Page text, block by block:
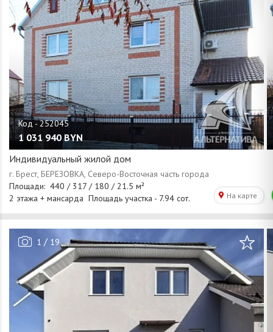
1 031 940 BYN
Индивидуальный жилой дом
1 / 19